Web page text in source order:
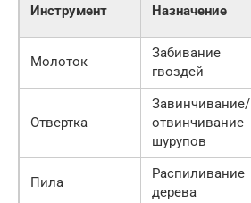
Инструмент Назначение
Молоток
Забивание
гвоздей
Отвертка
Завинчивание/
отвинчивание
шурупов
Пила
Распиливание
дерева